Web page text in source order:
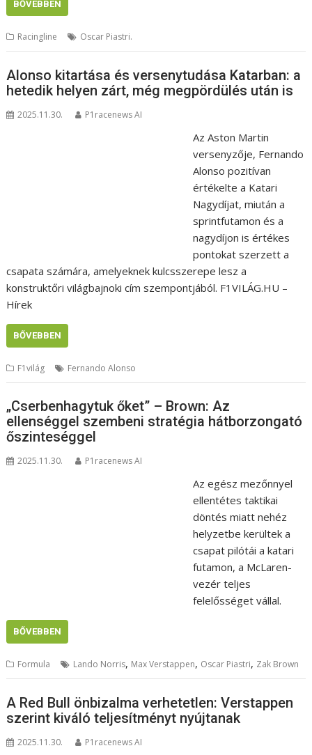
BŐVEBBEN
Racingline Oscar Piastri.
Alonso kitartása és versenytudása Katarban: a
hetedik helyen zárt, még megpördülés után is
2025.11.30. P1racenews AI
Az Aston Martin
versenyzője, Fernando
Alonso pozitívan
értékelte a Katari
Nagydíjat, miután a
sprintfutamon és a
nagydíjon is értékes
pontokat szerzett a
csapata számára, amelyeknek kulcsszerepe lesz a
konstruktőri világbajnoki cím szempontjából. F1VILÁG.HU –
Hírek
BŐVEBBEN
F1világ Fernando Alonso
„Cserbenhagytuk őket” – Brown: Az
ellenséggel szembeni stratégia hátborzongató
őszinteséggel
2025.11.30. P1racenews AI
Az egész mezőnnyel
ellentétes taktikai
döntés miatt nehéz
helyzetbe kerültek a
csapat pilótái a katari
futamon, a McLaren-
vezér teljes
felelősséget vállal.
BŐVEBBEN
Formula Lando Norris, Max Verstappen, Oscar Piastri, Zak Brown
A Red Bull önbizalma verhetetlen: Verstappen
szerint kiváló teljesítményt nyújtanak
2025.11.30. P1racenews AI